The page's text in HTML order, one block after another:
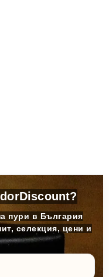
пури в България
селекция, цени и